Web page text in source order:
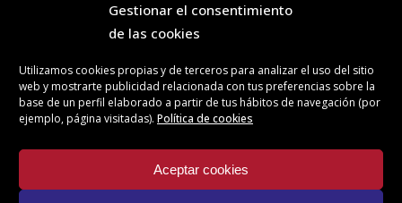
Gestionar el consentimiento
de las cookies
Utilizamos cookies propias y de terceros para analizar el uso del sitio
web y mostrarte publicidad relacionada con tus preferencias sobre la
base de un perfil elaborado a partir de tus hábitos de navegación (por
ejemplo, página visitadas). Política de cookies
Aceptar cookies
Política de cookies
Política de privacidad
Canal de denuncias
Protección de privacidad en redes sociales
Síguenos